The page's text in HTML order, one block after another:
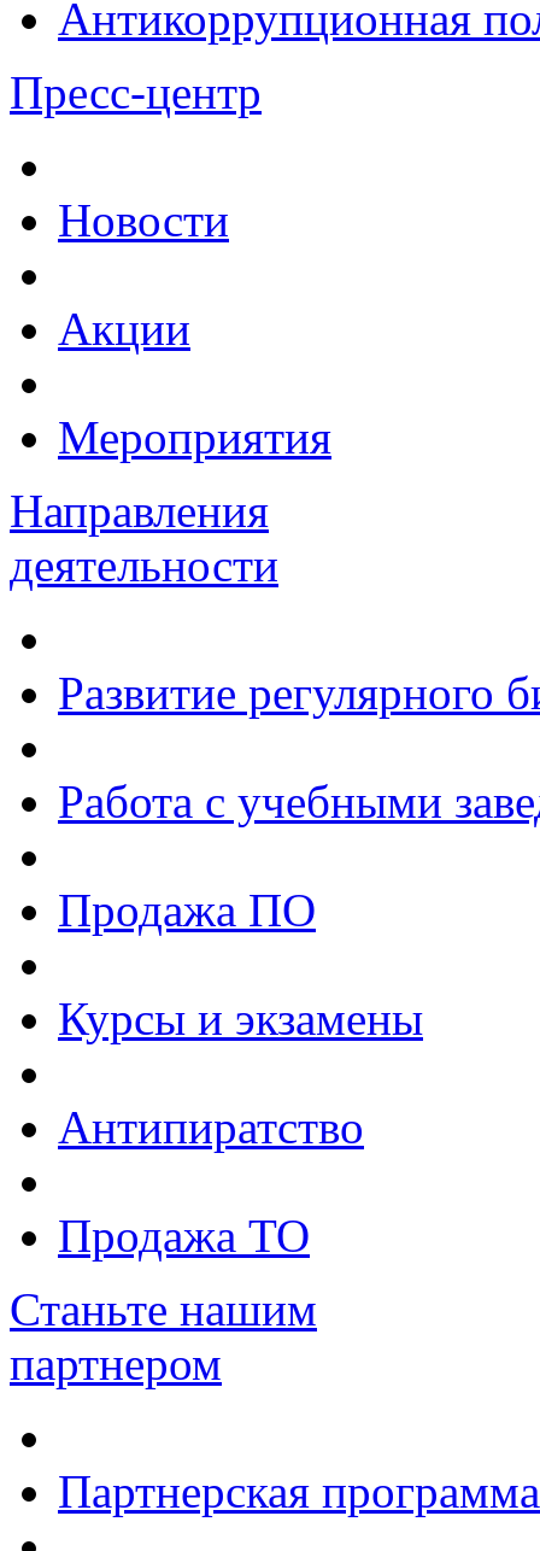
Антикоррупционная
Пресс-центр
Новости
Акции
Мероприятия
Направления
деятельности
Развитие регулярного
Работа с учебными
Продажа ПО
Курсы и экзамены
Антипиратство
Продажа ТО
Станьте нашим
партнером
Партнерская программа